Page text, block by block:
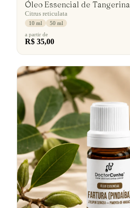
Óleo Essencial de Tangerina
Citrus reticulata
10 ml
50 ml
a partir de
R$ 35,00